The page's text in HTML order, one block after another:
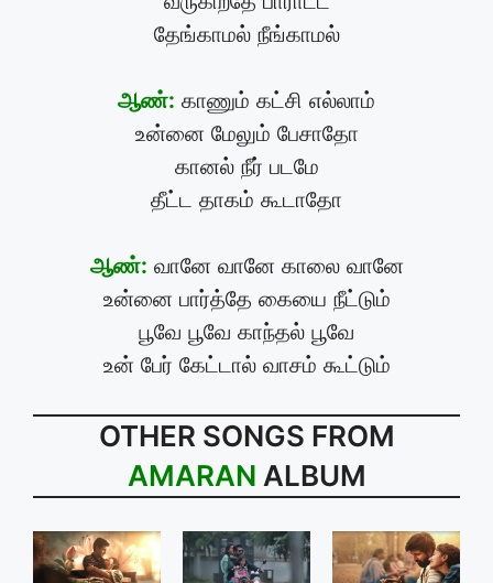
தேங்காமல் நீங்காமல்
ஆண்: காணும் கட்சி எல்லாம்
உன்னை மேலும் பேசாதோ
கானல் நீர் படமே
தீட்ட தாகம் கூடாதோ
ஆண்: வானே வானே காலை வானே
உன்னை பார்த்தே கையை நீட்டும்
பூவே பூவே காந்தல் பூவே
உன் பேர் கேட்டால் வாசம் கூட்டும்
OTHER SONGS FROM
AMARAN ALBUM